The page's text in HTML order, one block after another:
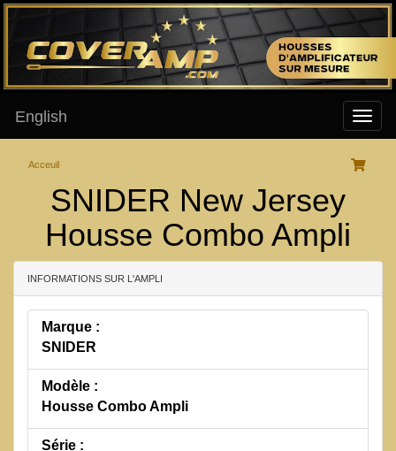
English
Acceuil
SNIDER New Jersey
Housse Combo Ampli
INFORMATIONS SUR L'AMPLI
Marque :
SNIDER
Modèle :
Housse Combo Ampli
Série :